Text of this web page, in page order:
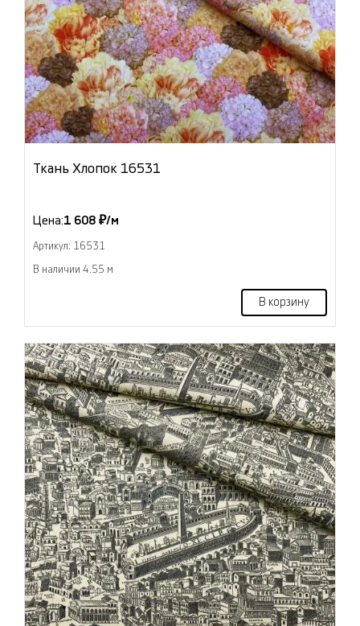
Ткань Хлопок 16531
Цена:1 608 ₽/м
Артикул: 16531
В наличии 4.55 м
В корзину